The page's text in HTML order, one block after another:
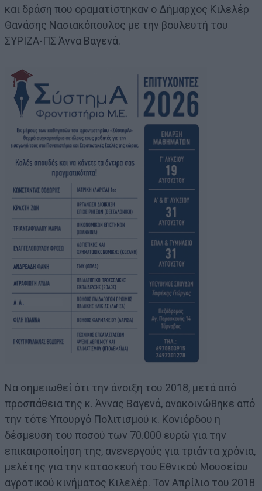
και δράση που οραματίστηκαν ο Δήμαρχος Κιλελέρ
Θανάσης Νασιακόπουλος με την βουλευτή του
ΣΥΡΙΖΑ-ΠΣ Άννα Βαγενά.
Να σημειωθεί ότι την άνοιξη του 2018, μετά από
προσπάθεια της κ. Άννας Βαγενά, ανακοινώθηκε από
την τότε Υπουργό Πολιτισμού κ. Κονιόρδου η
δέσμευση του ποσού των 70.000 ευρώ για την
επικαιροποίηση της, ανενεργούς για τριάντα χρόνια,
μελέτης για την κατασκευή του Εθνικού Μουσείου
αγροτικού κινήματος Κιλελέρ. Τον Απρίλιο του 2018